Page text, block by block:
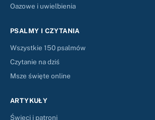
Oazowe i uwielbienia
PSALMY I CZYTANIA
Wszystkie 150 psalmów
Czytanie na dziś
Msze święte online
ARTYKUŁY
Święci i patroni